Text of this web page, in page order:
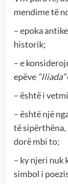
mendime të
– epoka
historik;
– e
epëve “Iliada”
– është i
– është një
të sipërthëna,
dorë mbi to;
– ky njeri nuk
simbol i